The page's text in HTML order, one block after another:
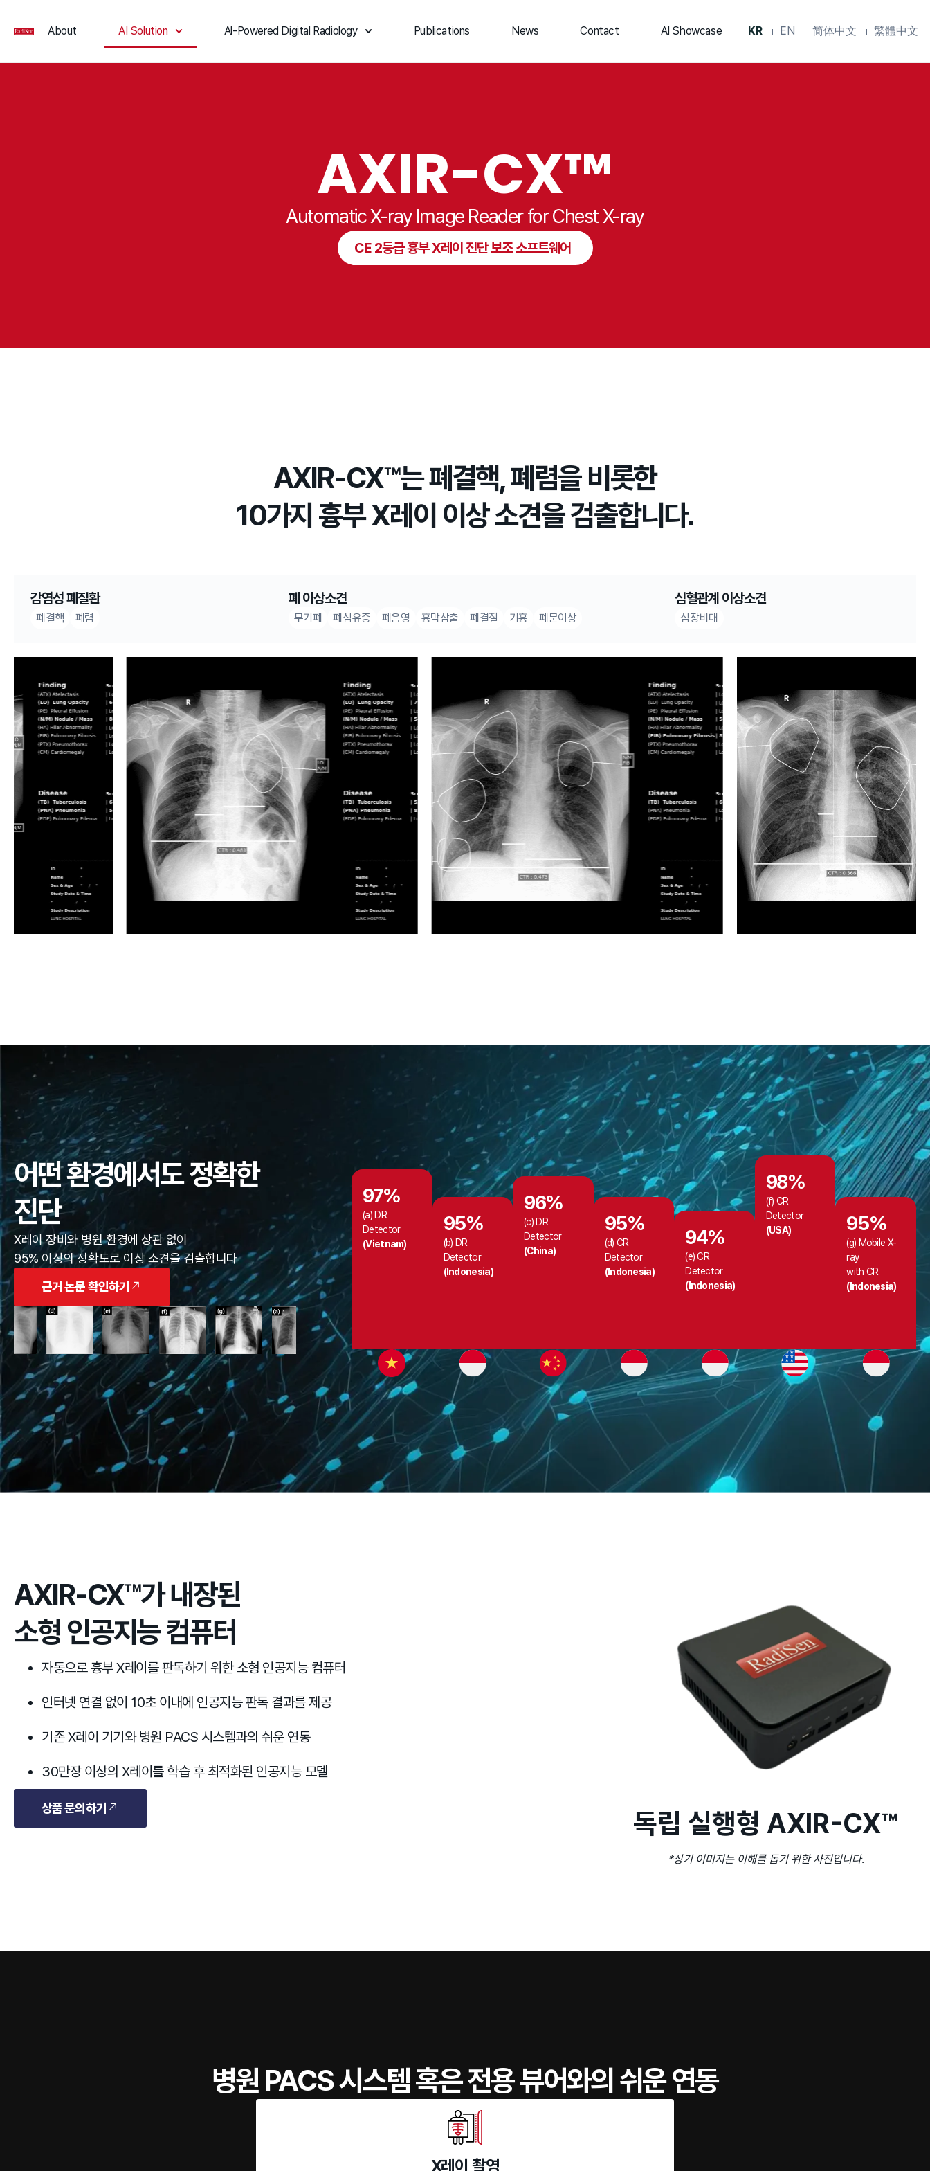
About AI Solution Al-Powered Digital Radiology Publications News Contact AI Showcase KR EN 简体中文 繁體中文
AXIR-CX™
Automatic X-ray Image Reader for Chest X-ray
CE 2등급 흉부 X레이 진단 보조 소프트웨어
AXIR-CX™는 폐결핵, 폐렴을 비롯한
10가지 흉부 X레이 이상 소견을 검출합니다.
감염성 폐질환
폐결핵 폐렴
폐 이상소견
무기폐 폐섬유증 폐음영 흉막삼출 폐결절 기흉 폐문이상
심혈관계 이상소견
심장비대
어떤 환경에서도 정확한
진단
X레이 장비와 병원 환경에 상관 없이
95% 이상의 정확도로 이상 소견을 검출합니다
근거 논문 확인하기
97%
(a) DR
Detector
(Vietnam)
95%
(b) DR
Detector
(Indonesia)
96%
(c) DR
Detector
(China)
95%
(d) CR
Detector
(Indonesia)
94%
(e) CR
Detector
(Indonesia)
98%
(f) CR
Detector
(USA)
95%
(g) Mobile X-
ray
with CR
(Indonesia)
AXIR-CX™가 내장된
소형 인공지능 컴퓨터
자동으로 흉부 X레이를 판독하기 위한 소형 인공지능 컴퓨터
인터넷 연결 없이 10초 이내에 인공지능 판독 결과를 제공
기존 X레이 기기와 병원 PACS 시스템과의 쉬운 연동
30만장 이상의 X레이를 학습 후 최적화된 인공지능 모델
상품 문의하기 독립 실행형 AXIR-CX™
*상기 이미지는 이해를 돕기 위한 사진입니다.
병원 PACS 시스템 혹은 전용 뷰어와의 쉬운 연동
X레이 촬영